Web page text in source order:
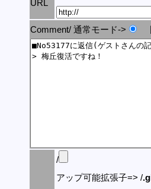
URL
Comment/ 通常モード->
/
アップ可能拡張子=> /